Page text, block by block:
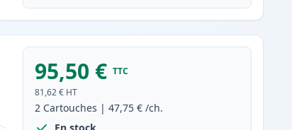
95,50 € TTC
81,62 € HT
2 Cartouches |47,75 € /ch.